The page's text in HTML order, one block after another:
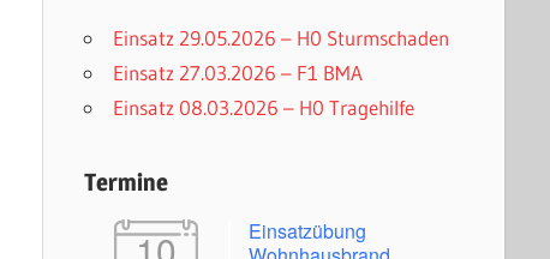
Einsatz 29.05.2026 – H0 Sturmschaden
Einsatz 27.03.2026 – F1 BMA
Einsatz 08.03.2026 – H0 Tragehilfe
Termine
Einsatzübung